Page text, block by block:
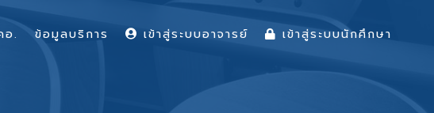
อ. ข้อมูลบริการ เข้าสู่ระบบอาจารย์ เข้าสู่ระบบนักศึกษา